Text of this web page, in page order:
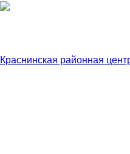
Краснинская районная